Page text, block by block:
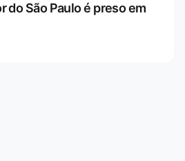
do São Paulo é preso em